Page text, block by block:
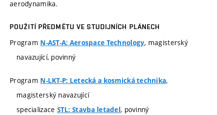
aerodynamika.
POUŽITÍ PŘEDMĚTU VE STUDIJNÍCH PLÁNECH
Program N-AST-A: Aerospace Technology, magisterský
navazující, povinný
Program N-LKT-P: Letecká a kosmická technika,
magisterský navazující
specializace STL: Stavba letadel, povinný